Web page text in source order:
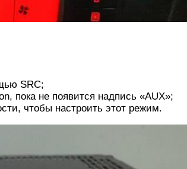
SRC;
пока не появится надпись «AUX»;
чтобы настроить этот режим.